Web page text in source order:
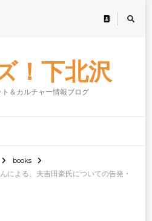
！下北沢
＆カルチャー情報ブログ
books
による、夫吉田豪氏についての告発・